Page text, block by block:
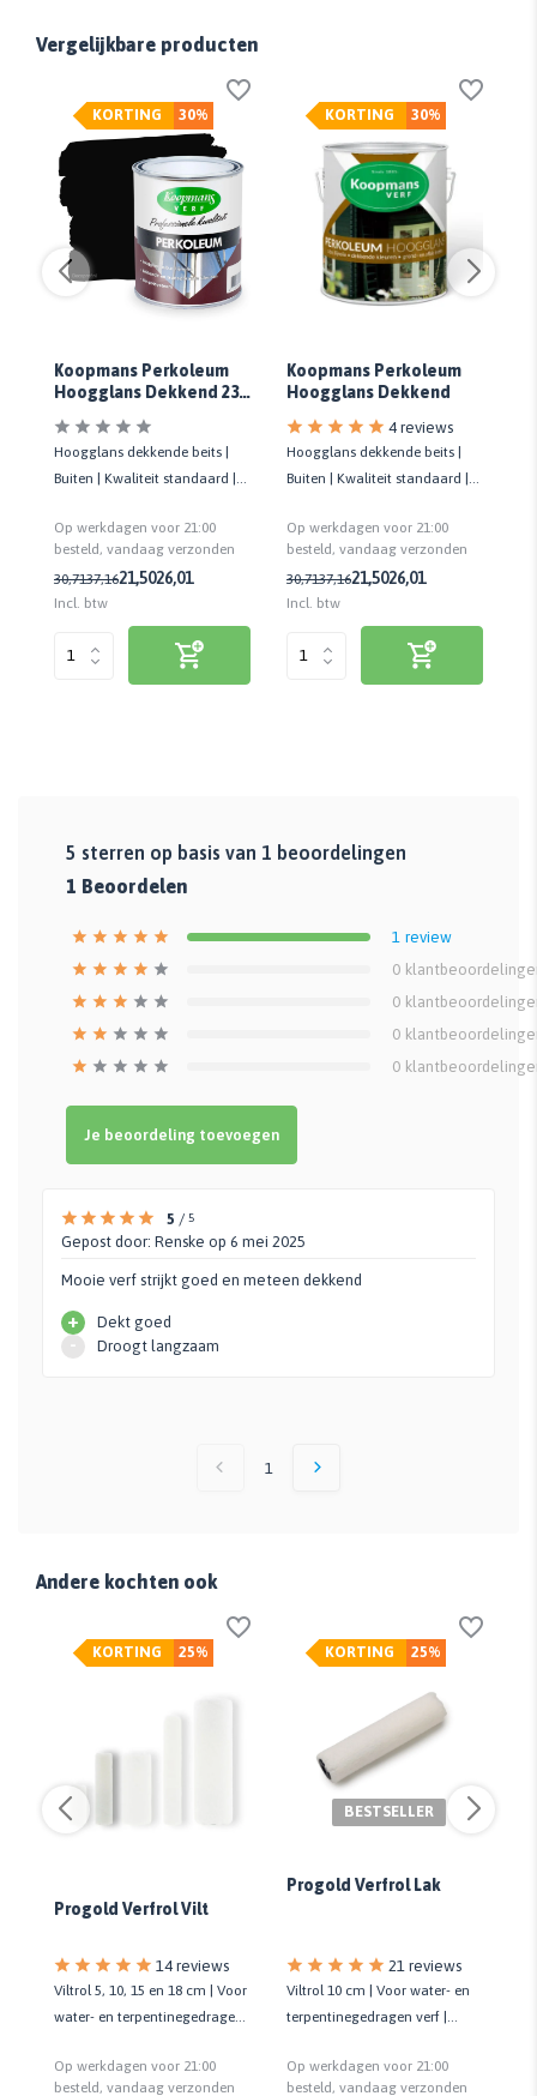
Vergelijkbare producten
30%
KORTING
Koopmans Perkoleum
Hoogglans Dekkend 239
Hoogglans dekkende beits |
Buiten | Kwaliteit standaard |
Op werkdagen voor 21:00
besteld, vandaag verzonden
30,7137,1621,5026,01
Incl. btw
30%
KORTING
Koopmans Perkoleum
Hoogglans Dekkend
4 reviews
Hoogglans dekkende beits |
Buiten | Kwaliteit standaard |
Op werkdagen voor 21:00
besteld, vandaag verzonden
30,7137,1621,5026,01
Incl. btw
5 sterren op basis van 1 beoordelingen
1 Beoordelen
1 review
0
0
0
0
Je beoordeling toevoegen
5 / 5
Gepost door: Renske op 6 mei 2025
Mooie verf strijkt goed en meteen dekkend
+ Dekt goed
- Droogt langzaam
1
Andere kochten ook
25%
KORTING
Progold Verfrol Vilt
14 reviews
Viltrol 5, 10, 15 en 18 cm | Voor
water- en terpentinegedragen
Op werkdagen voor 21:00
besteld, vandaag verzonden
25%
KORTING
BESTSELLER
Progold Verfrol Lak
21 reviews
Viltrol 10 cm | Voor water- en
terpentinegedragen verf |
Op werkdagen voor 21:00
besteld, vandaag verzonden